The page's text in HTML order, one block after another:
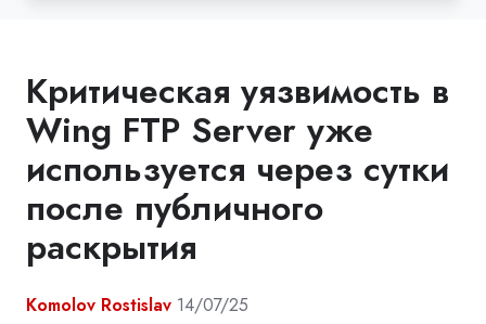
Критическая уязвимость в
Wing FTP Server уже
используется через сутки
после публичного
раскрытия
Komolov Rostislav 14/07/25